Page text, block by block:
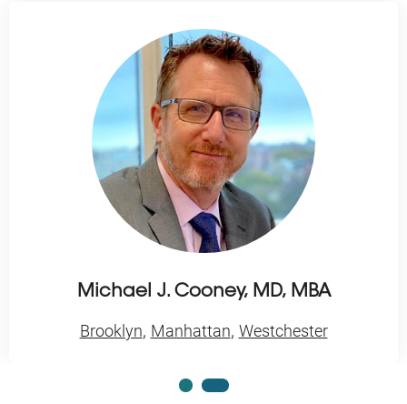
Michael J. Cooney, MD, MBA
Brooklyn, Manhattan, Westchester